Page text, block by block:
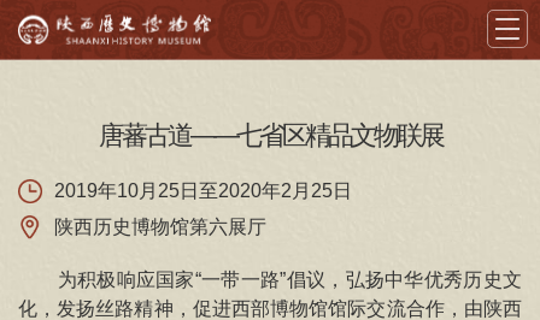
导览
展览
藏品
唐蕃古道——七省区精品文物联展
2019年10月25日至2020年2月25日
陕西历史博物馆第六展厅
为积极响应国家“一带一路”倡议，弘扬中华优秀历史文
化，发扬丝路精神，促进西部博物馆馆际交流合作，由陕西